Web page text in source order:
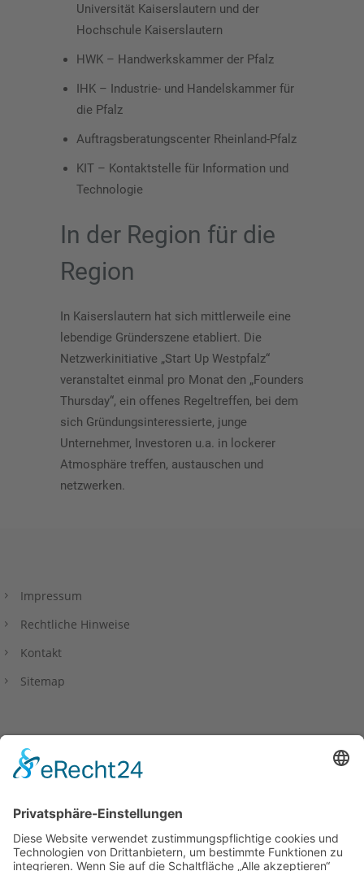
Universität Kaiserslautern und der
Hochschule Kaiserslautern
HWK – Handwerkskammer der Pfalz
IHK – Industrie- und Handelskammer für
die Pfalz
Auftragsberatungscenter Rheinland-Pfalz
KIT – Kontaktstelle für Information und
Technologie
In der Region für die
Region
In Kaiserslautern hat sich mittlerweile eine
lebendige Gründerszene etabliert. Die
Netzwerkinitiative „Start Up Westpfalz“
veranstaltet einmal pro Monat den „Founders
Thursday“, ein offenes Regeltreffen, bei dem
sich Gründungsinteressierte, junge
Unternehmer, Investoren u.a. in lockerer
Atmosphäre treffen, austauschen und
netzwerken.
Impressum
Rechtliche Hinweise
Kontakt
Sitemap
Datenschutzerklärung
Privacy Policy
Barrierefreiheitserklärung